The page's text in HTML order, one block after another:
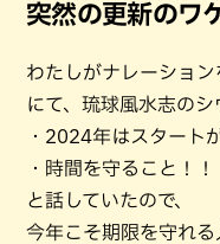
突然の更新のワ
わたしがナレーション
にて、琉球風水志の
・2024年はスタート
・時間を守ること！
と話していたので、
今年こそ期限を守れ